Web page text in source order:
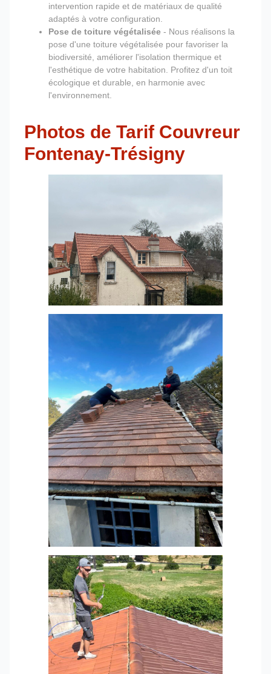
intervention rapide et de matériaux de qualité
adaptés à votre configuration.
Pose de toiture végétalisée - Nous réalisons la
pose d'une toiture végétalisée pour favoriser la
biodiversité, améliorer l'isolation thermique et
l'esthétique de votre habitation. Profitez d'un toit
écologique et durable, en harmonie avec
l'environnement.
Photos de Tarif Couvreur
Fontenay-Trésigny